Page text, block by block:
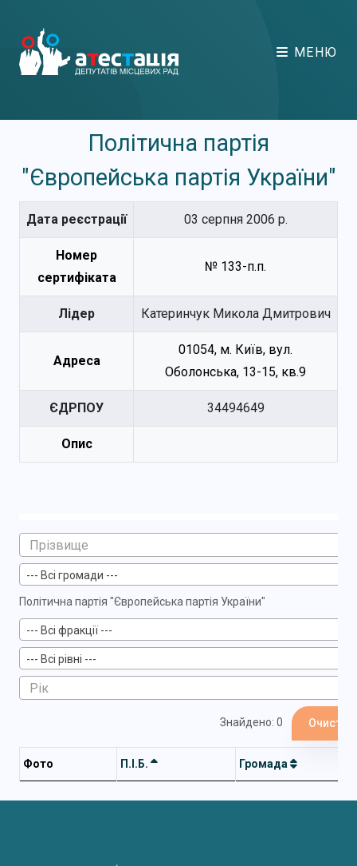
МЕНЮ
Політична партія
"Європейська партія України"
Дата реєстрації 03 серпня 2006 р.
Номер
сертифіката
№ 133-п.п.
Лідер Катеринчук Микола Дмитрович
Адреса
01054, м. Київ, вул.
Оболонська, 13-15, кв.9
ЄДРПОУ 34494649
Опис
--- Всі громади ---
Політична партія "Європейська партія України"
--- Всі фракції ---
--- Всі рівні ---
Знайдено: 0
Фото П.І.Б. Громада